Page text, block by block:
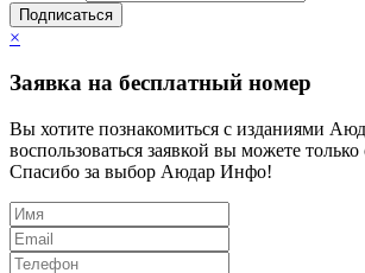
Подписаться
×
Заявка на бесплатный номер
Вы хотите познакомиться с изданиями
воспользоваться заявкой вы можете только
Спасибо за выбор Аюдар Инфо!